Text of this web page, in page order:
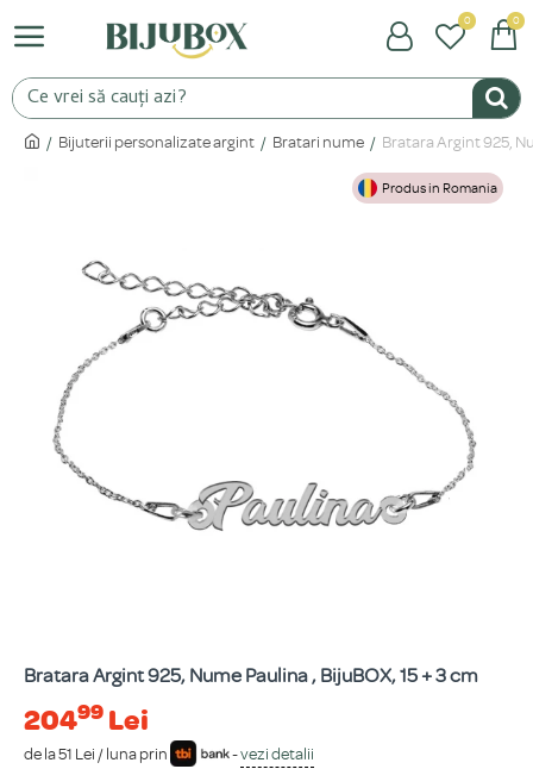
0 0
Bijuterii personalizate argint Bratari nume Bratara Argint 925,
Produs in Romania
Bratara Argint 925, Nume Paulina , BijuBOX, 15 + 3 cm
20499 Lei
de la 51 Lei / luna prin -vezi detalii